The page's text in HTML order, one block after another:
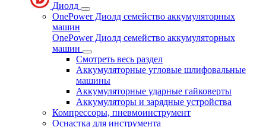
Диолд
OnePower Диолд семейство аккумуляторных
машин
OnePower Диолд семейство аккумуляторных
машин
Смотреть весь раздел
Аккумуляторные угловые шлифовальные
машины
Аккумуляторные ударные гайковерты
Аккумуляторы и зарядные устройства
Компрессоры, пневмоинструмент
Оснастка для инструмента